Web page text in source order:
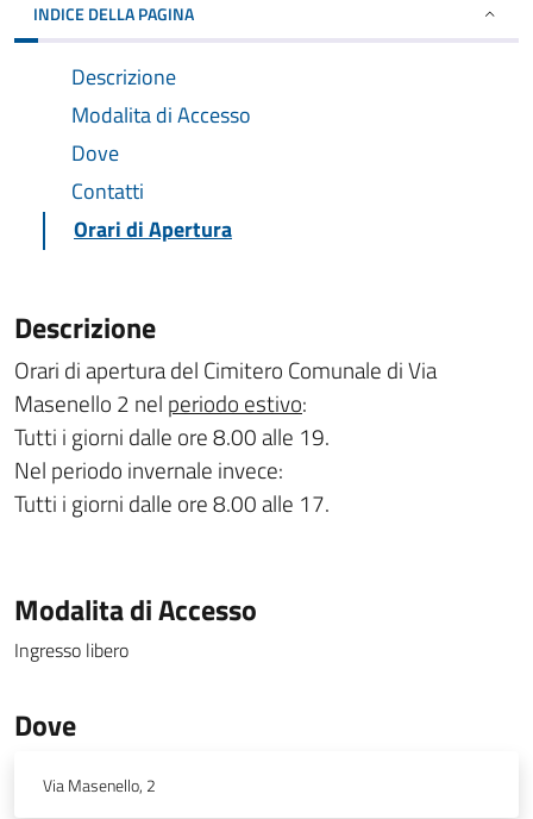
INDICE DELLA PAGINA
Descrizione
Modalita di Accesso
Dove
Contatti
Orari di Apertura
Descrizione
Orari di apertura del Cimitero Comunale di Via
Masenello 2 nel periodo estivo:
Tutti i giorni dalle ore 8.00 alle 19.
Nel periodo invernale invece:
Tutti i giorni dalle ore 8.00 alle 17.
Modalita di Accesso
Ingresso libero
Dove
Via Masenello, 2